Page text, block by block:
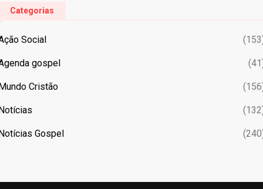
Categorias
Social
gospel
Cristão
Gospel